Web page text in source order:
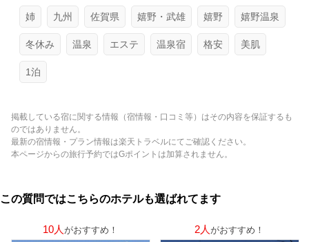
姉 九州 佐賀県 嬉野・武雄 嬉野 嬉野温泉
冬休み 温泉 エステ 温泉宿 格安 美肌
1泊
掲載している宿に関する情報（宿情報・口コミ等）はその内容を保証するも
のではありません。
最新の宿情報・プラン情報は楽天トラベルにてご確認ください。
本ページからの旅行予約ではGポイントは加算されません。
この質問ではこちらのホテルも選ばれてます
10人 がおすすめ！ 2人 がおすすめ！